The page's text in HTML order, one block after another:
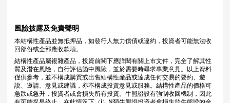
風險披露及免責聲明
本結構性產品並無抵押品，如發行人無力償債或違約，投資者可能無法收
回部份或全部應收款項。
結構性產品屬複雜產品，投資前閣下應詳閱有關上市文件，完全了解其性
質及潛在風險，自行評估箇中風險，並於需要時尋求專業意見。以上資料
僅供參考，並不構成購買或出售結構性産品或達成任何交易的要約、遊
說、邀請、意見或建議，亦不構成投資意見或服務。結構性產品的價格可
急跌或急升，投資者或會損失所有投資。牛熊證設有強制收回機制，因此